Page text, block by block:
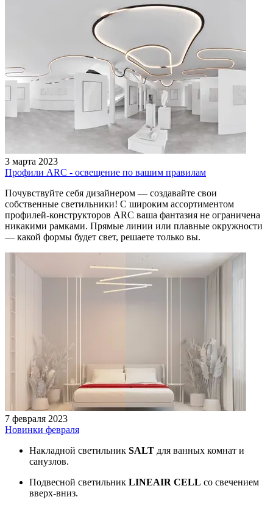
3 марта 2023
Профили ARC - освещение по вашим правилам
Почувствуйте себя дизайнером — создавайте свои
собственные светильники! С широким ассортиментом
профилей-конструкторов ARC ваша фантазия не ограничена
никакими рамками. Прямые линии или плавные окружности
— какой формы будет свет, решаете только вы.
7 февраля 2023
Новинки февраля
Накладной светильник SALT для ванных комнат и
санузлов.
Подвесной светильник LINEAIR CELL со свечением
вверх-вниз.